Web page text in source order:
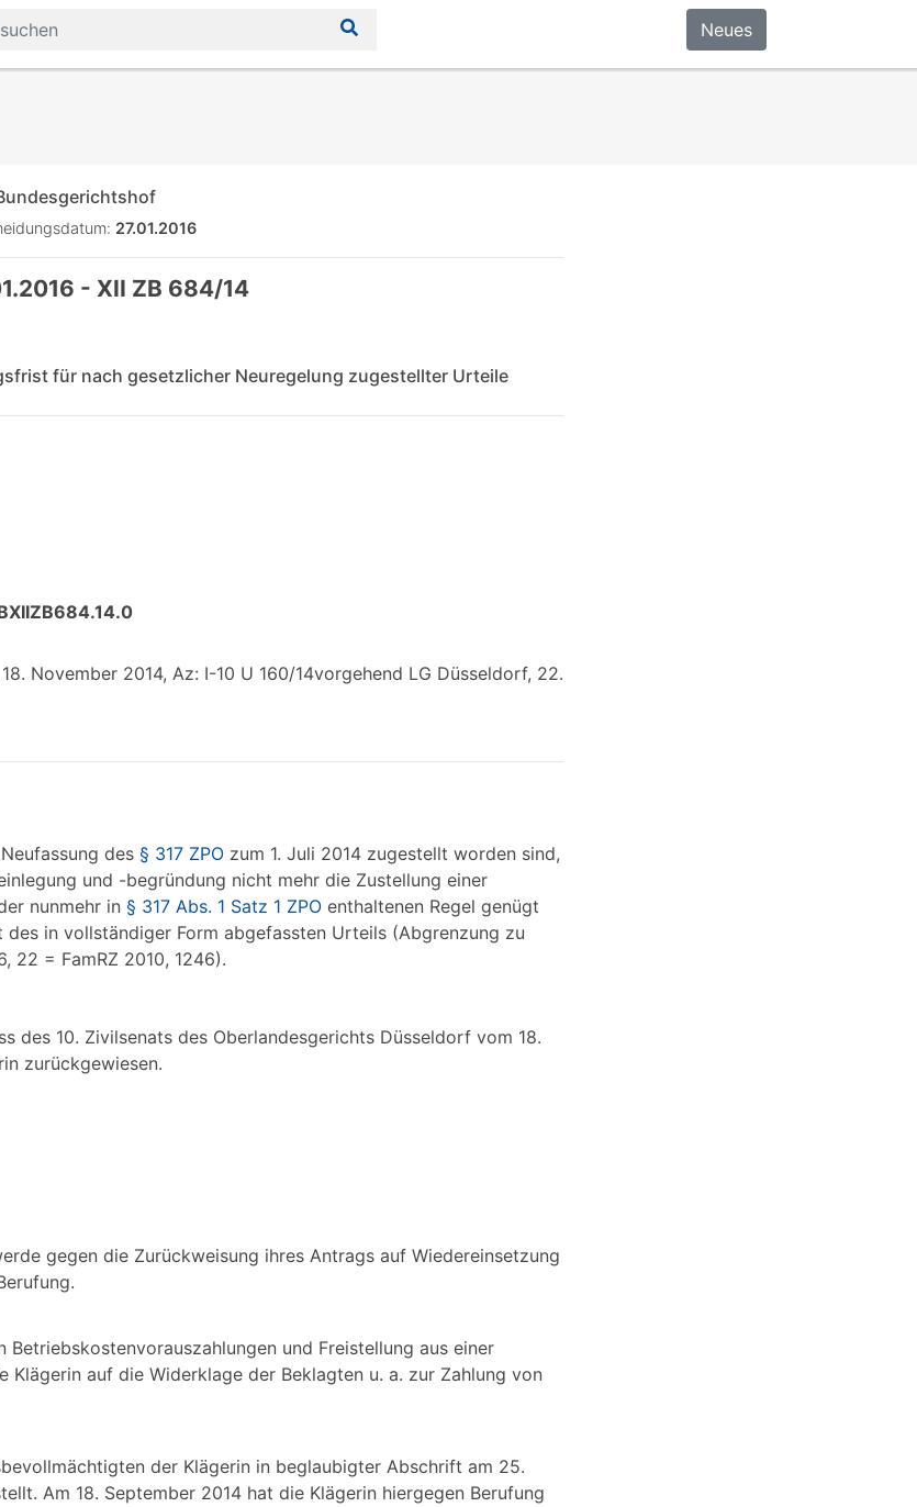
Neues
27.01.2016
- XII ZB 684/14
für nach gesetzlicher Neuregelung zugestellter Urteile
November 2014, Az: I-10 U 160/14vorgehend LG Düsseldorf, 22.
des § 317 ZPO zum 1. Juli 2014 zugestellt worden sind,
und -begründung nicht mehr die Zustellung einer
nunmehr in § 317 Abs. 1 Satz 1 ZPO enthaltenen Regel genügt
in vollständiger Form abgefassten Urteils (Abgrenzung zu
22 = FamRZ 2010, 1246).
des 10. Zivilsenats des Oberlandesgerichts Düsseldorf vom 18.
zurückgewiesen.
gegen die Zurückweisung ihres Antrags auf Wiedereinsetzung
und Freistellung aus einer
auf die Widerklage der Beklagten u. a. zur Zahlung von
der Klägerin in beglaubigter Abschrift am 25.
Am 18. September 2014 hat die Klägerin hiergegen Berufung